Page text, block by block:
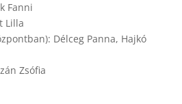
Fanni
Lilla
Délceg Panna, Hajkó
Zsófia